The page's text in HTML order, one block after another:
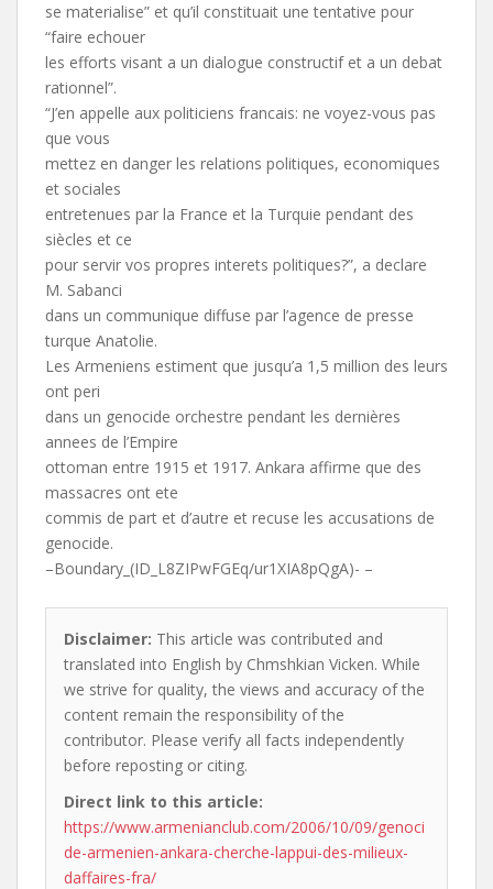
se materialise” et qu’il constituait une tentative pour
“faire echouer
les efforts visant a un dialogue constructif et a un debat
rationnel”.
“J’en appelle aux politiciens francais: ne voyez-vous pas
que vous
mettez en danger les relations politiques, economiques
et sociales
entretenues par la France et la Turquie pendant des
siècles et ce
pour servir vos propres interets politiques?”, a declare
M. Sabanci
dans un communique diffuse par l’agence de presse
turque Anatolie.
Les Armeniens estiment que jusqu’a 1,5 million des leurs
ont peri
dans un genocide orchestre pendant les dernières
annees de l’Empire
ottoman entre 1915 et 1917. Ankara affirme que des
massacres ont ete
commis de part et d’autre et recuse les accusations de
genocide.
–Boundary_(ID_L8ZIPwFGEq/ur1XIA8pQgA)- –
Disclaimer: This article was contributed and
translated into English by Chmshkian Vicken. While
we strive for quality, the views and accuracy of the
content remain the responsibility of the
contributor. Please verify all facts independently
before reposting or citing.
Direct link to this article:
https://www.armenianclub.com/2006/10/09/genoci
de-armenien-ankara-cherche-lappui-des-milieux-
daffaires-fra/